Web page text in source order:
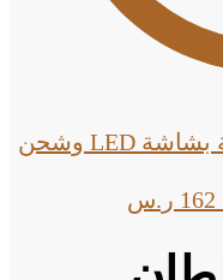
162 ر.س